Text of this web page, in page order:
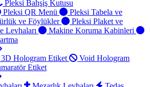
Pleksi Bahşiş Kutusu
Pleksi QR Menü
Pleksi Tabela ve
ve Föylükler
Pleksi Plaket ve
Levhaları
Makine Koruma Kabinleri
3D Hologram Etiket
Void Hologram
Etiket